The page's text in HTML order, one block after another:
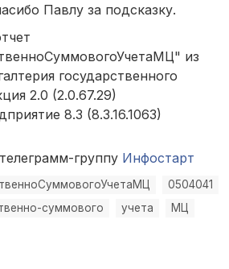
Павлу за подсказку.
из
государственного
2.0 (2.0.67.29)
8.3 (8.3.16.1063)
группу Инфостарт
0504041
суммового учета МЦ